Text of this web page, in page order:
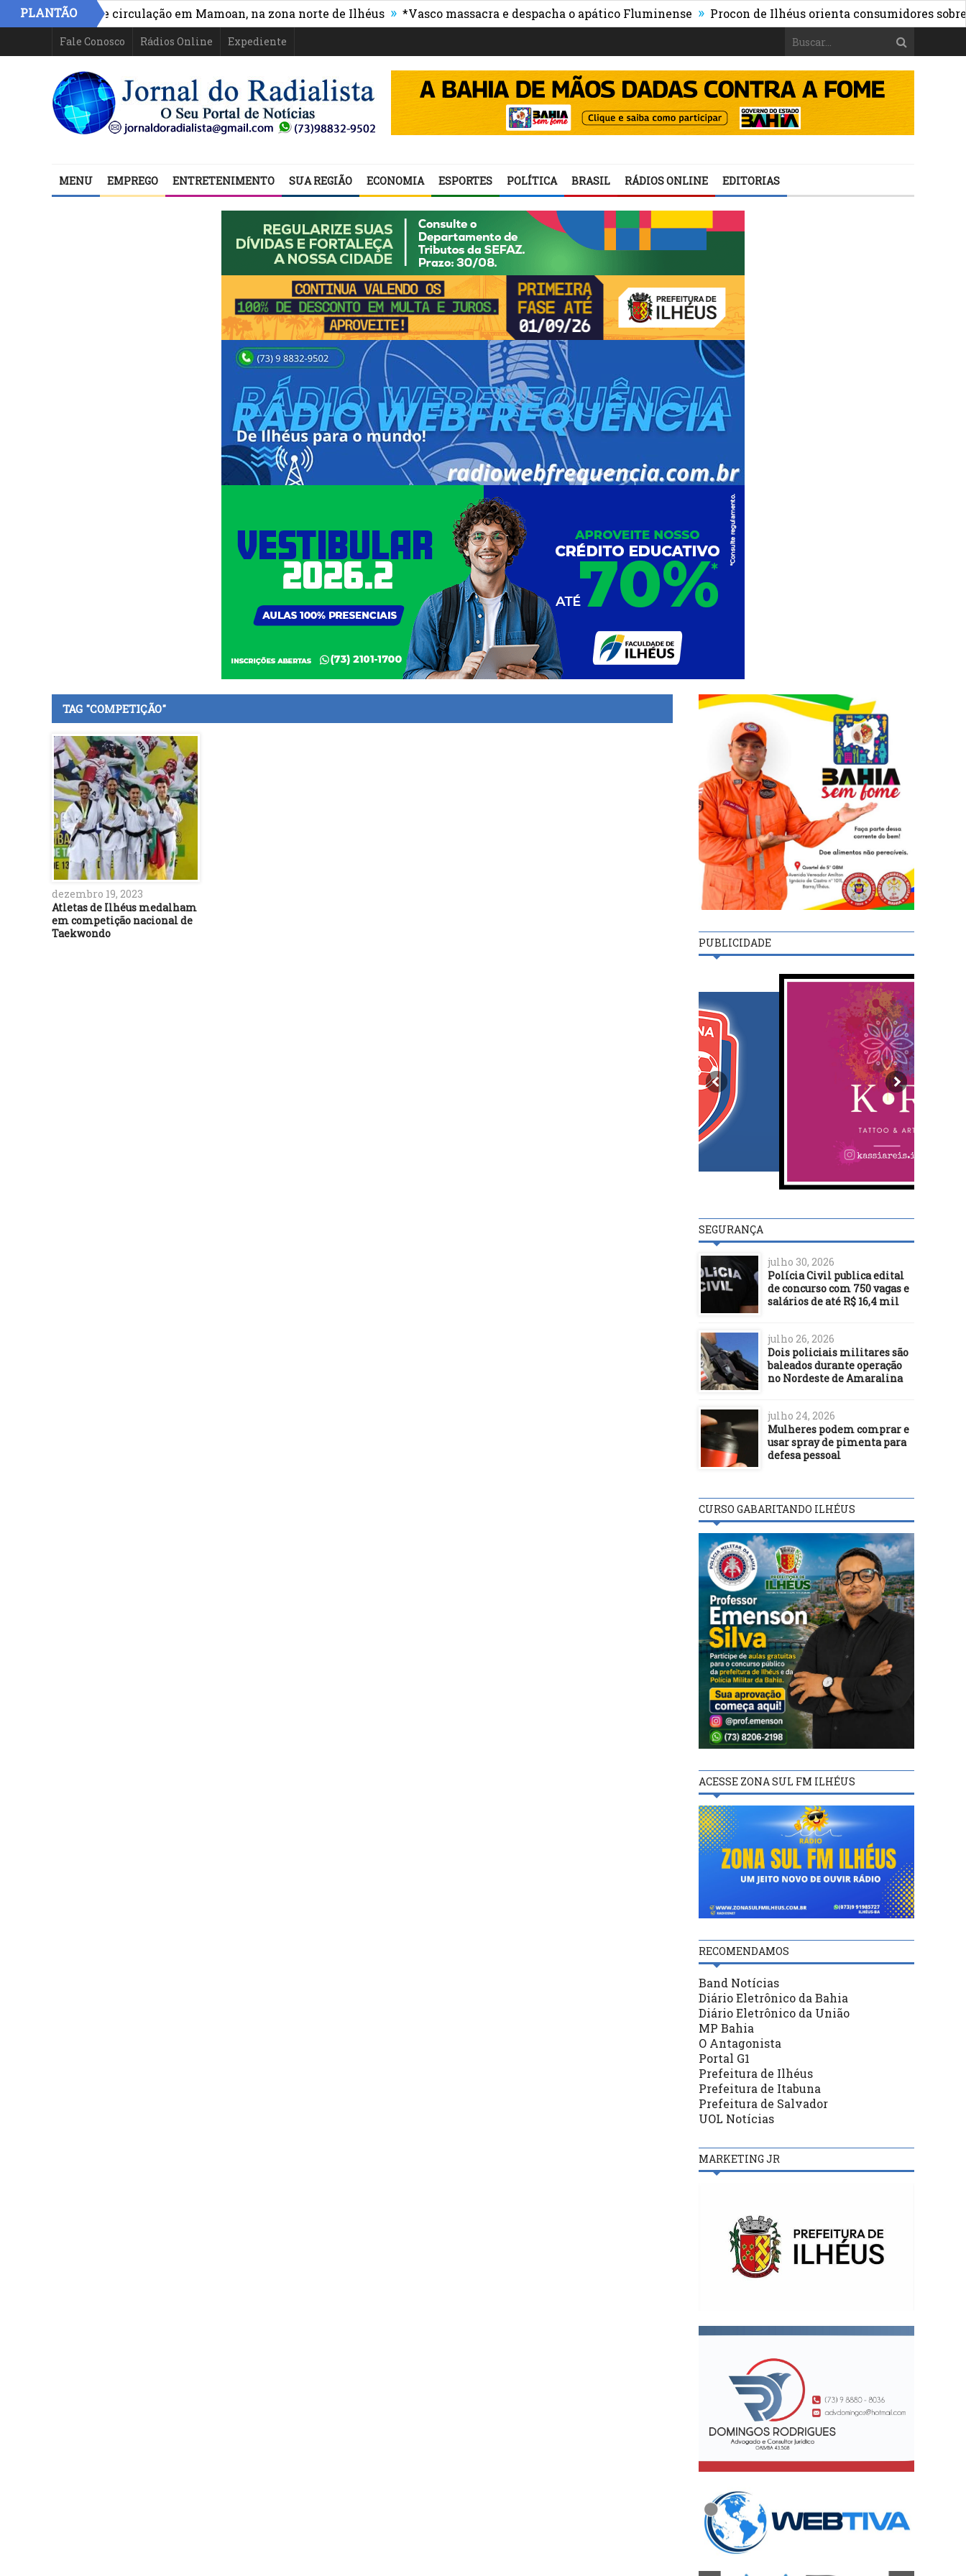
PLANTÃO
acesso e circulação em Mamoan, na zona norte de Ilhéus » *Vasco massacra e despacha o apático Fluminense » Procon de Ilhéus orienta consumidores sobre os
Fale Conosco Rádios Online Expediente
MENU EMPREGO ENTRETENIMENTO SUA REGIÃO ECONOMIA ESPORTES POLÍTICA BRASIL RÁDIOS ONLINE EDITORIAS
TAG "COMPETIÇÃO"
dezembro 19, 2023
Atletas de Ilhéus medalham
em competição nacional de
Taekwondo
PUBLICIDADE
SEGURANÇA
julho 30, 2026
Polícia Civil publica edital
de concurso com 750 vagas e
salários de até R$ 16,4 mil
julho 26, 2026
Dois policiais militares são
baleados durante operação
no Nordeste de Amaralina
julho 24, 2026
Mulheres podem comprar e
usar spray de pimenta para
defesa pessoal
CURSO GABARITANDO ILHÉUS
ACESSE ZONA SUL FM ILHÉUS
RECOMENDAMOS
Band Notícias
Diário Eletrônico da Bahia
Diário Eletrônico da União
MP Bahia
O Antagonista
Portal G1
Prefeitura de Ilhéus
Prefeitura de Itabuna
Prefeitura de Salvador
UOL Notícias
MARKETING JR